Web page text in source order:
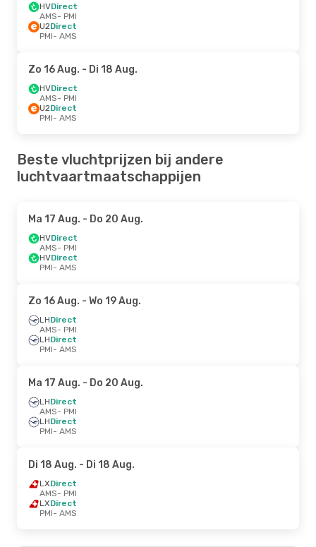
HVDirect
AMS- PMI
U2Direct
PMI- AMS
Zo 16 Aug. - Di 18 Aug.
HVDirect
AMS- PMI
U2Direct
PMI- AMS
Beste vluchtprijzen bij andere
luchtvaartmaatschappijen
Ma 17 Aug. - Do 20 Aug.
HVDirect
AMS- PMI
HVDirect
PMI- AMS
Zo 16 Aug. - Wo 19 Aug.
LHDirect
AMS- PMI
LHDirect
PMI- AMS
Ma 17 Aug. - Do 20 Aug.
LHDirect
AMS- PMI
LHDirect
PMI- AMS
Di 18 Aug. - Di 18 Aug.
LXDirect
AMS- PMI
LXDirect
PMI- AMS